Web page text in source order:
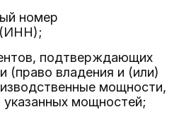
номер
(ИНН);
подтверждающих
(право владения и (или)
мощности,
мощностей;